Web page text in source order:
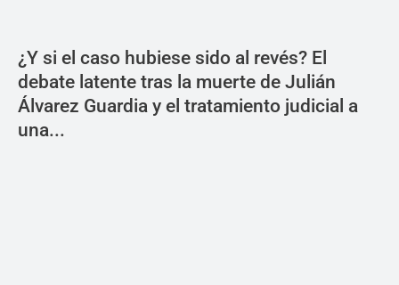
¿Y si el caso hubiese sido al revés? El
debate latente tras la muerte de Julián
Álvarez Guardia y el tratamiento judicial a
una...